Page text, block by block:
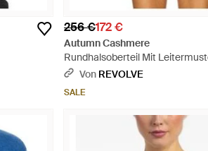
256 €172 €
Autumn Cashmere
Rundhalsoberteil Mit
Kontrastabschlüssen - Rot
Von REVOLVE
SALE